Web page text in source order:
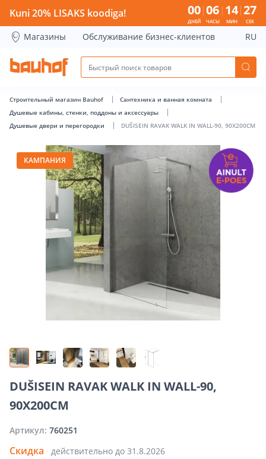
DUŠISEIN RAVAK WALK IN WALL-90, 90X200CM - Bauhof
Kuni 20% LISAKS koodiga! 00
ДНЕЙ
06
ЧАСЫ
14
МИН
27
СЕК
Магазины Обслуживание бизнес-клиентов RU
Строительный магазин Bauhof
Сантехника и ванная комната
Душевые кабины, стенки, поддоны и аксессуары
Душевые двери и перегородки
DUŠISEIN RAVAK WALK IN WALL-90, 90X200CM
КАМПАНИЯ
DUŠISEIN RAVAK WALK IN WALL-90,
90X200CM
Артикул: 760251
Скидка действительно до 31.8.2026